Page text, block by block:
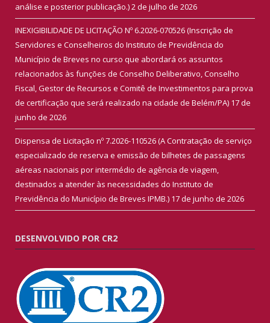
análise e posterior publicação.)2 de julho de 2026
INEXIGIBILIDADE DE LICITAÇÃO Nº 6.2026-070526 (Inscrição de
Servidores e Conselheiros do Instituto de Previdência do
Município de Breves no curso que abordará os assuntos
relacionados às funções de Conselho Deliberativo, Conselho
Fiscal, Gestor de Recursos e Comitê de Investimentos para prova
de certificação que será realizado na cidade de Belém/PA) 17 de
junho de 2026
Dispensa de Licitação nº 7.2026-110526 (A Contratação de serviço
especializado de reserva e emissão de bilhetes de passagens
aéreas nacionais por intermédio de agência de viagem,
destinados a atender às necessidades do Instituto de
Previdência do Município de Breves IPMB.) 17 de junho de 2026
DESENVOLVIDO POR CR2